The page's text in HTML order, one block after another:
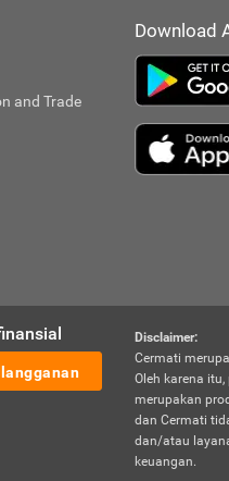
and Trade
Download
Disclaimer:
Cermati
Oleh karena
merupakan
dan Cermati
dan/atau
keuangan.